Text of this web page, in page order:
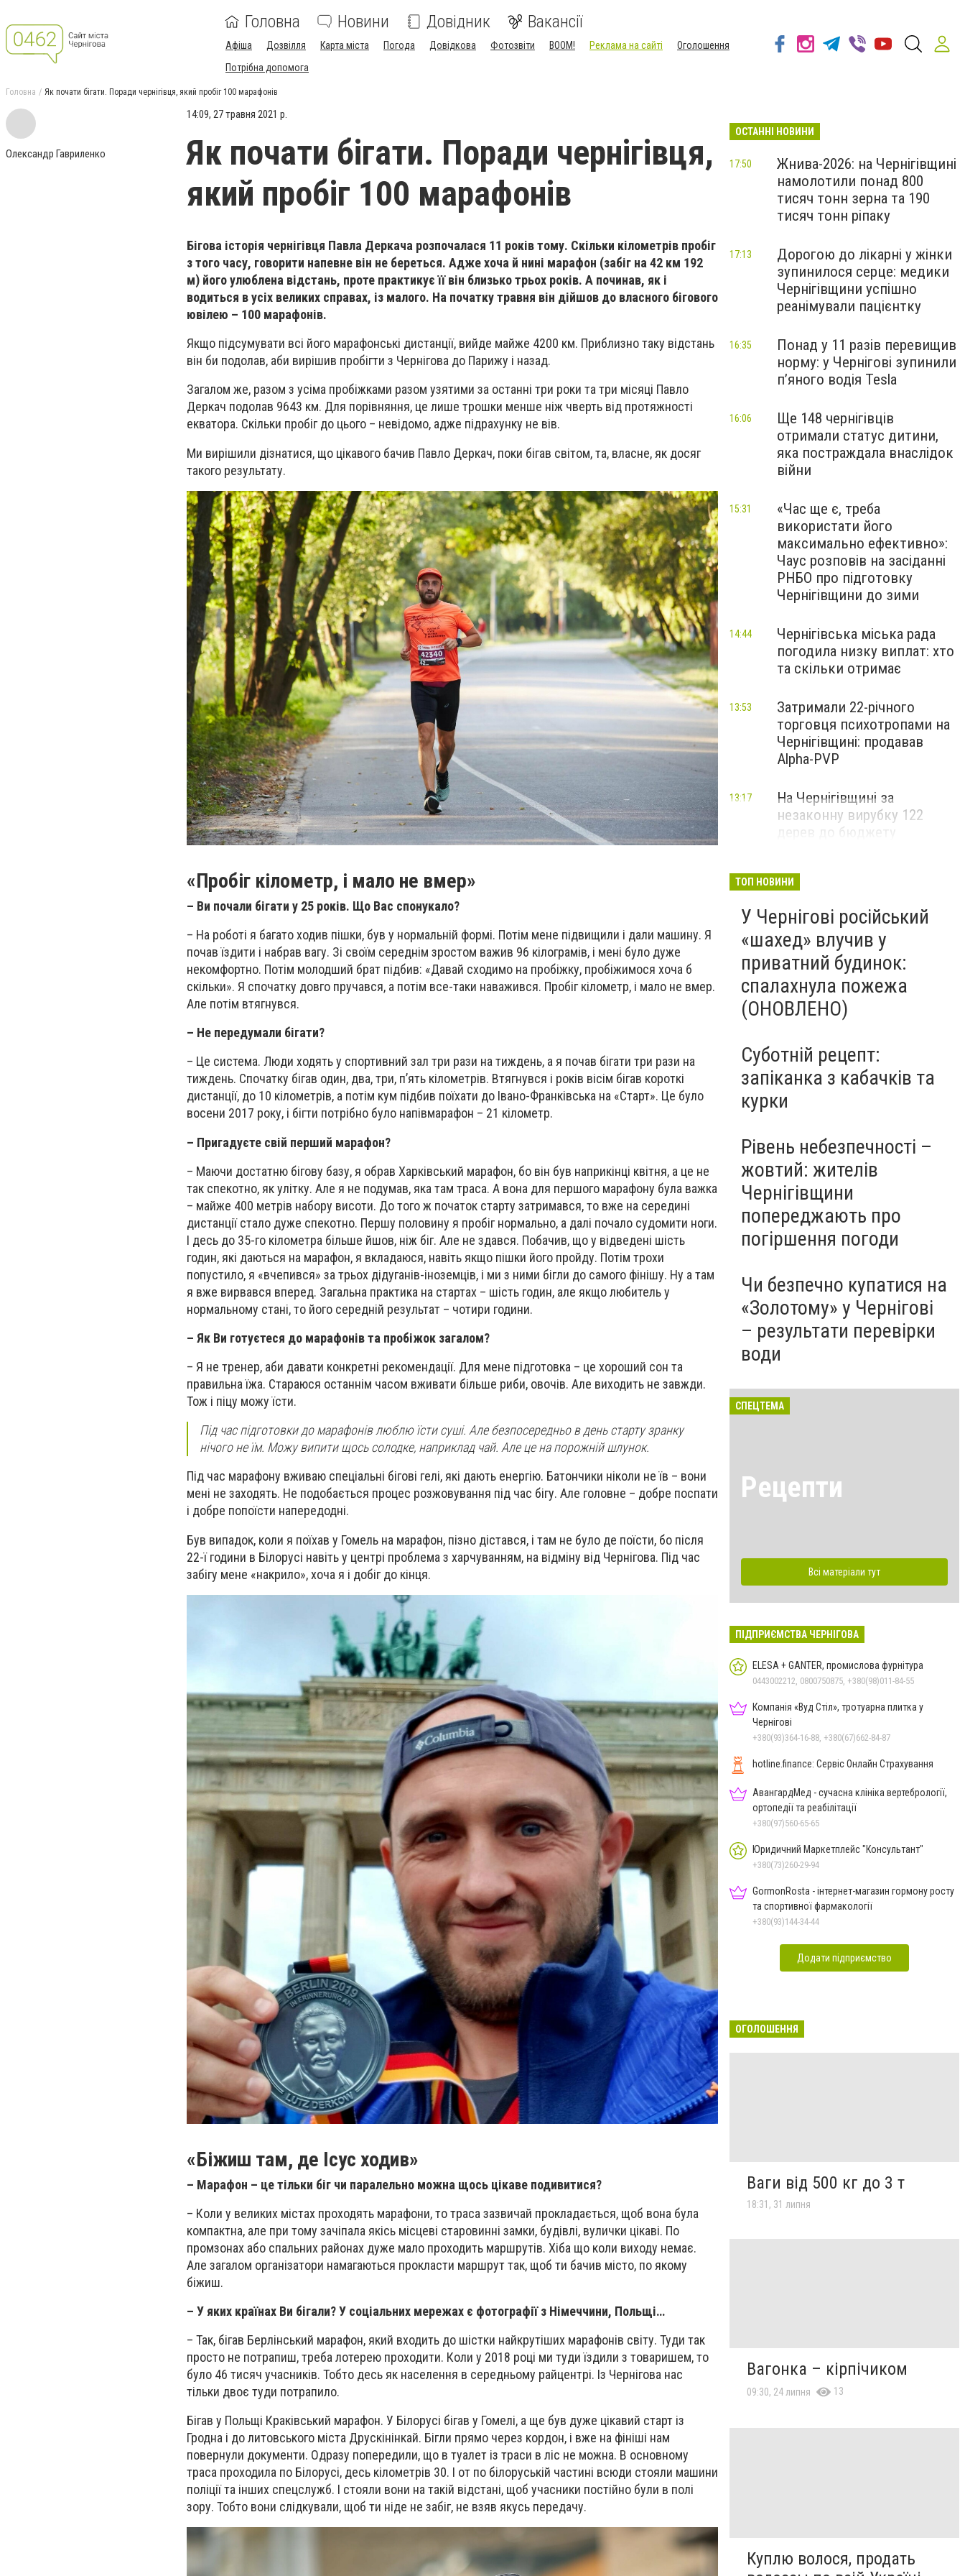
Головна Новини Довідник Вакансії
Афіша Дозвілля Карта міста Погода Довідкова Фотозвіти BOOM! Реклама на сайті
Оголошення
Потрібна допомога
Головна Як почати бігати. Поради чернігівця, який пробіг 100 марафонів
Олександр Гавриленко
14:09, 27 травня 2021 р.
Як почати бігати. Поради чернігівця,
який пробіг 100 марафонів
Бігова історія чернігівця Павла Деркача розпочалася 11 років тому. Скільки кілометрів пробіг
з того часу, говорити напевне він не береться. Адже хоча й нині марафон (забіг на 42 км 192
м) його улюблена відстань, проте практикує її він близько трьох років. А починав, як і
водиться в усіх великих справах, із малого. На початку травня він дійшов до власного бігового
ювілею – 100 марафонів.
Якщо підсумувати всі його марафонські дистанції, вийде майже 4200 км. Приблизно таку відстань
він би подолав, аби вирішив пробігти з Чернігова до Парижу і назад.
Загалом же, разом з усіма пробіжками разом узятими за останні три роки та три місяці Павло
Деркач подолав 9643 км. Для порівняння, це лише трошки менше ніж чверть від протяжності
екватора. Скільки пробіг до цього – невідомо, адже підрахунку не вів.
Ми вирішили дізнатися, що цікавого бачив Павло Деркач, поки бігав світом, та, власне, як досяг
такого результату.
«Пробіг кілометр, і мало не вмер»
– Ви почали бігати у 25 років. Що Вас спонукало?
– На роботі я багато ходив пішки, був у нормальній формі. Потім мене підвищили і дали машину. Я
почав їздити і набрав вагу. Зі своїм середнім зростом важив 96 кілограмів, і мені було дуже
некомфортно. Потім молодший брат підбив: «Давай сходимо на пробіжку, пробіжимося хоча б
скільки». Я спочатку довго пручався, а потім все-таки наважився. Пробіг кілометр, і мало не вмер.
Але потім втягнувся.
– Не передумали бігати?
– Це система. Люди ходять у спортивний зал три рази на тиждень, а я почав бігати три рази на
тиждень. Спочатку бігав один, два, три, п’ять кілометрів. Втягнувся і років вісім бігав короткі
дистанції, до 10 кілометрів, а потім кум підбив поїхати до Івано-Франківська на «Старт». Це було
восени 2017 року, і бігти потрібно було напівмарафон – 21 кілометр.
– Пригадуєте свій перший марафон?
– Маючи достатню бігову базу, я обрав Харківський марафон, бо він був наприкінці квітня, а це не
так спекотно, як улітку. Але я не подумав, яка там траса. А вона для першого марафону була важка
– майже 400 метрів набору висоти. До того ж початок старту затримався, то вже на середині
дистанції стало дуже спекотно. Першу половину я пробіг нормально, а далі почало судомити ноги.
І десь до 35-го кілометра більше йшов, ніж біг. Але не здався. Побачив, що у відведені шість
годин, які даються на марафон, я вкладаюся, навіть якщо пішки його пройду. Потім трохи
попустило, я «вчепився» за трьох дідуганів-іноземців, і ми з ними бігли до самого фінішу. Ну а там
я вже вирвався вперед. Загальна практика на стартах – шість годин, але якщо любитель у
нормальному стані, то його середній результат – чотири години.
– Як Ви готуєтеся до марафонів та пробіжок загалом?
– Я не тренер, аби давати конкретні рекомендації. Для мене підготовка – це хороший сон та
правильна їжа. Стараюся останнім часом вживати більше риби, овочів. Але виходить не завжди.
Тож і піцу можу їсти.
Під час підготовки до марафонів люблю їсти суші. Але безпосередньо в день старту зранку
нічого не їм. Можу випити щось солодке, наприклад чай. Але це на порожній шлунок.
Під час марафону вживаю спеціальні бігові гелі, які дають енергію. Батончики ніколи не їв – вони
мені не заходять. Не подобається процес розжовування під час бігу. Але головне – добре поспати
і добре попоїсти напередодні.
Був випадок, коли я поїхав у Гомель на марафон, пізно дістався, і там не було де поїсти, бо після
22-ї години в Білорусі навіть у центрі проблема з харчуванням, на відміну від Чернігова. Під час
забігу мене «накрило», хоча я і добіг до кінця.
«Біжиш там, де Ісус ходив»
– Марафон – це тільки біг чи паралельно можна щось цікаве подивитися?
– Коли у великих містах проходять марафони, то траса зазвичай прокладається, щоб вона була
компактна, але при тому зачіпала якісь місцеві старовинні замки, будівлі, вулички цікаві. По
промзонах або спальних районах дуже мало проходить маршрутів. Хіба що коли виходу немає.
Але загалом організатори намагаються прокласти маршрут так, щоб ти бачив місто, по якому
біжиш.
– У яких країнах Ви бігали? У соціальних мережах є фотографії з Німеччини, Польщі…
– Так, бігав Берлінський марафон, який входить до шістки найкрутіших марафонів світу. Туди так
просто не потрапиш, треба лотерею проходити. Коли у 2018 році ми туди їздили з товаришем, то
було 46 тисяч учасників. Тобто десь як населення в середньому райцентрі. Із Чернігова нас
тільки двоє туди потрапило.
Бігав у Польщі Краківський марафон. У Білорусі бігав у Гомелі, а ще був дуже цікавий старт із
Гродна і до литовського міста Друскінінкай. Бігли прямо через кордон, і вже на фініші нам
повернули документи. Одразу попередили, що в туалет із траси в ліс не можна. В основному
траса проходила по Білорусі, десь кілометрів 30. І от по білоруській частині всюди стояли машини
поліції та інших спецслужб. І стояли вони на такій відстані, щоб учасники постійно були в полі
зору. Тобто вони слідкували, щоб ти ніде не забіг, не взяв якусь передачу.
ОСТАННІ НОВИНИ
Жнива-2026: на Чернігівщині
намолотили понад 800
тисяч тонн зерна та 190
тисяч тонн ріпаку
17:50
Дорогою до лікарні у жінки
зупинилося серце: медики
Чернігівщини успішно
реанімували пацієнтку
17:13
Понад у 11 разів перевищив
норму: у Чернігові зупинили
пʼяного водія Tesla
16:35
Ще 148 чернігівців
отримали статус дитини,
яка постраждала внаслідок
війни
16:06
«Час ще є, треба
використати його
максимально ефективно»:
Чаус розповів на засіданні
РНБО про підготовку
Чернігівщини до зими
15:31
Чернігівська міська рада
погодила низку виплат: хто
та скільки отримає
14:44
Затримали 22-річного
торговця психотропами на
Чернігівщині: продавав
Alpha-PVP
13:53
На Чернігівщині за
незаконну вирубку 122
дерев до бюджету
13:17
ТОП НОВИНИ
У Чернігові російський
«шахед» влучив у
приватний будинок:
спалахнула пожежа
(ОНОВЛЕНО)
Суботній рецепт:
запіканка з кабачків та
курки
Рівень небезпечності –
жовтий: жителів
Чернігівщини
попереджають про
погіршення погоди
Чи безпечно купатися на
«Золотому» у Чернігові
– результати перевірки
води
СПЕЦТЕМА
Рецепти
Всі матеріали тут
ПІДПРИЄМСТВА ЧЕРНІГОВА
ELESA + GANTER, промислова фурнітура
0443002212, 0800750875, +380(98)011-84-55
Компанія «Вуд Стіл», тротуарна плитка у
Чернігові
+380(93)364-16-88, +380(67)662-84-87
hotline.finance: Сервіс Онлайн Страхування
АвангардМед - сучасна клініка вертебрології,
ортопедії та реабілітації
+380(97)560-65-65
Юридичний Маркетплейс "Консультант"
+380(73)260-29-94
GormonRosta - інтернет-магазин гормону росту
та спортивної фармакології
+380(93)144-34-44
Додати підприємство
ОГОЛОШЕННЯ
Ваги від 500 кг до 3 т
18:31, 31 липня
Вагонка – кірпічиком
09:30, 24 липня 13
Куплю волося, продать